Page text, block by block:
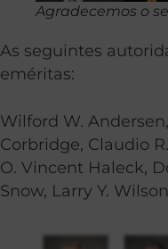
Agradecemos o
As seguintes
eméritas:
Wilford W.
Corbridge, Claudio
O. Vincent Haleck,
Snow, Larry Y. Wilson